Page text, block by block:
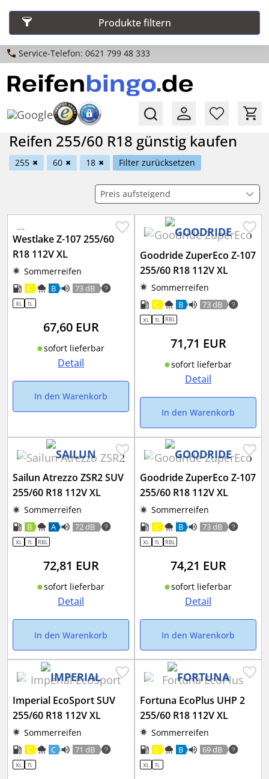
Service-Telefon: 0621 799 48 333
Produkte filtern
Reifen 255/60 R18 günstig kaufen
255 ✖ 60 ✖ 18 ✖ Filter zurücksetzen
Westlake Z-107 255/60
R18 112V XL
Sommerreifen
C B 73 dB
67,60EUR
sofort lieferbar
Detail
In den Warenkorb
Goodride ZuperEco Z-107
255/60 R18 112V XL
Sommerreifen
C B 73 dB
RBL
71,71 EUR
sofort lieferbar
Detail
In den Warenkorb
Sailun Atrezzo ZSR2 SUV
255/60 R18 112V XL
Sommerreifen
B A 72 dB
RBL
72,81 EUR
sofort lieferbar
Detail
In den Warenkorb
Goodride ZuperEco Z-107
255/60 R18 112V XL
Sommerreifen
C B 73 dB
RBL
74,21 EUR
sofort lieferbar
Detail
In den Warenkorb
Imperial EcoSport SUV
255/60 R18 112V XL
Sommerreifen
C C 71 dB
Fortuna EcoPlus UHP 2
255/60 R18 112V XL
Sommerreifen
C B 69 dB